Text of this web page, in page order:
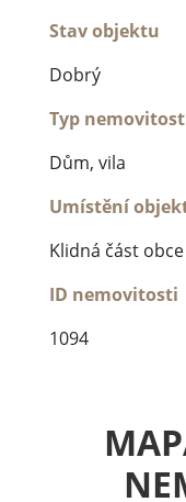
Stav objektu
Dobrý
Typ
Dům, vila
Umístění
Klidná část obce
ID nemovitosti
1094